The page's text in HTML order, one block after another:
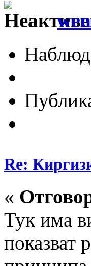
Re:
«
Тук има
показват